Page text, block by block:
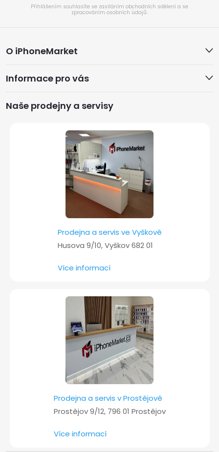
Přihlášením souhlasíte se zasíláním obchodních sdělení a se
zpracováním osobních údajů.
á
p
a
O iPhoneMarket
Informace pro vás
Naše prodejny a servisy
Prodejna a servis ve Vyškově
Husova 9/10, Vyškov 682 01
Více informací
Prodejna a servis v Prostějově
Prostějov 9/12, 796 01 Prostějov
Více informací